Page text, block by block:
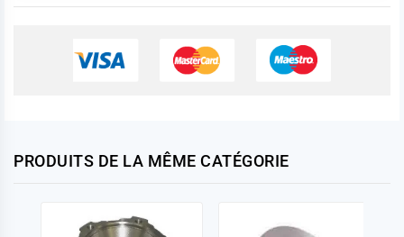
PRODUITS DE LA MÊME CATÉGORIE